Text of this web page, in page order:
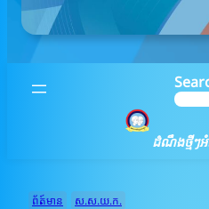
ដំណឹងថ្មីៗ
ព័ត៍មាន ស.ស.យ.ក.